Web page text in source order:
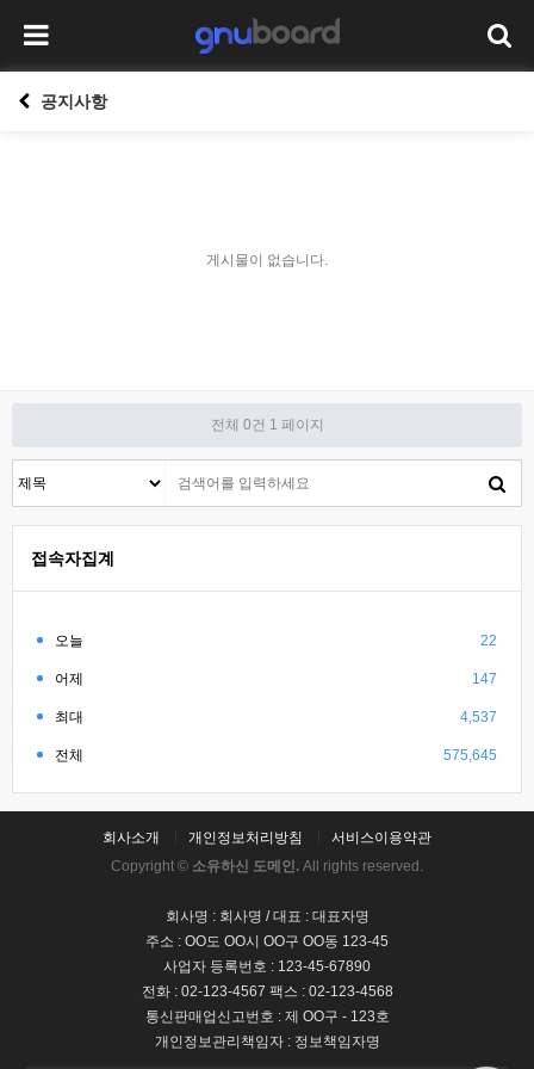
공지사항
게시물이 없습니다.
전체 0건 1 페이지
접속자집계
오늘 22
어제 147
최대 4,537
전체 575,645
회사소개 개인정보처리방침
서비스이용약관
Copyright © 소유하신 도메인. All rights reserved.
회사명 : 회사명 / 대표 : 대표자명
주소 : OO도 OO시 OO구 OO동 123-45
사업자 등록번호 : 123-45-67890
전화 : 02-123-4567 팩스 : 02-123-4568
통신판매업신고번호 : 제 OO구 - 123호
개인정보관리책임자 : 정보책임자명